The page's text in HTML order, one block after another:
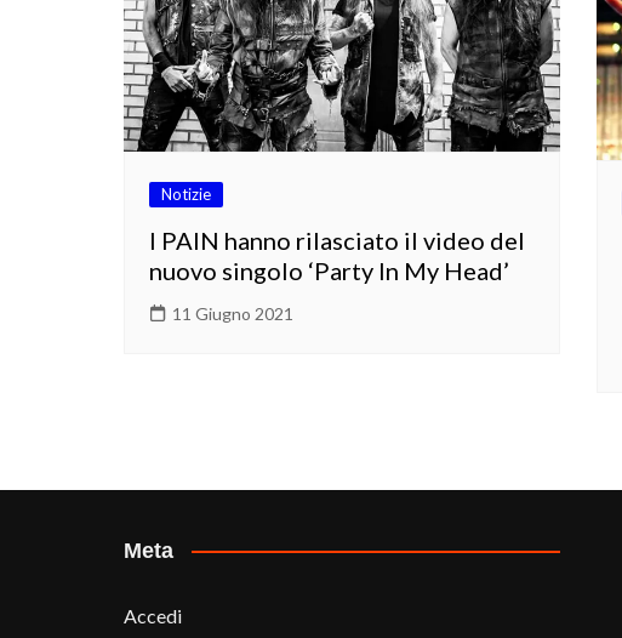
Notizie
I PAIN hanno rilasciato il video del
nuovo singolo ‘Party In My Head’
11 Giugno 2021
Meta
Accedi